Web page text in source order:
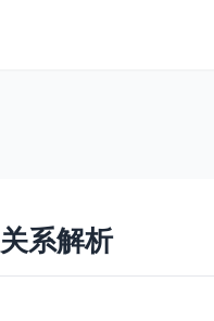
系解析